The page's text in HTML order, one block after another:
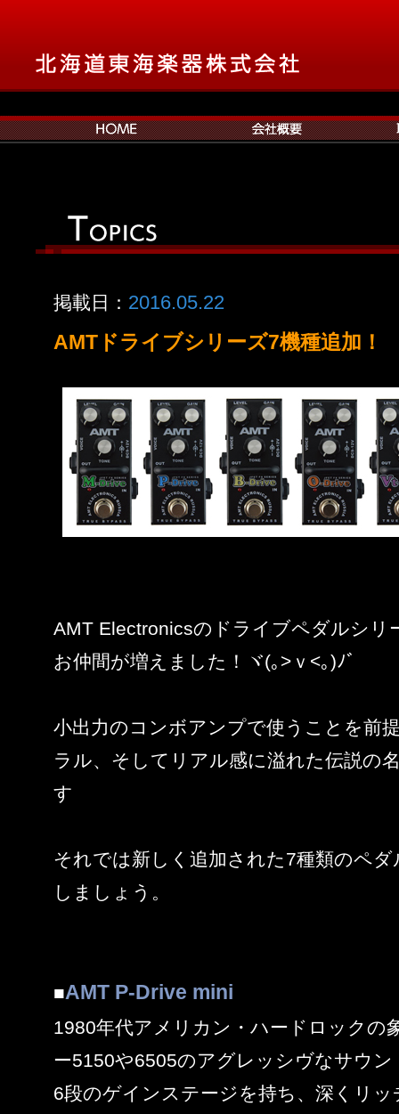
掲載日： 2016.05.22
AMTドライブシリーズ7機種追加！
AMT Electronicsのドライブペダルシリ
お仲間が増えました！ヾ(｡>ｖ<｡)ﾉﾞ
小出力のコンボアンプで使うことを前
ラル、そしてリアル感に溢れた伝説の
す
それでは新しく追加された7種類のペ
しましょう。
■AMT P-Drive mini
1980年代アメリカン・ハードロックの
ー5150や6505のアグレッシヴなサウ
6段のゲインステージを持ち、深くリ